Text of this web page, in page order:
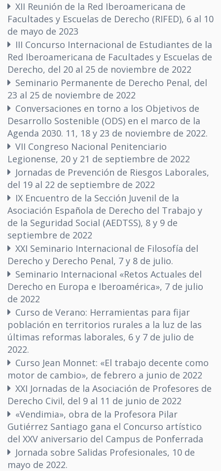
XII Reunión de la Red Iberoamericana de
Facultades y Escuelas de Derecho (RIFED), 6 al 10
de mayo de 2023
III Concurso Internacional de Estudiantes de la
Red Iberoamericana de Facultades y Escuelas de
Derecho, del 20 al 25 de noviembre de 2022
Seminario Permanente de Derecho Penal, del
23 al 25 de noviembre de 2022
Conversaciones en torno a los Objetivos de
Desarrollo Sostenible (ODS) en el marco de la
Agenda 2030. 11, 18 y 23 de noviembre de 2022.
VII Congreso Nacional Penitenciario
Legionense, 20 y 21 de septiembre de 2022
Jornadas de Prevención de Riesgos Laborales,
del 19 al 22 de septiembre de 2022
IX Encuentro de la Sección Juvenil de la
Asociación Española de Derecho del Trabajo y
de la Seguridad Social (AEDTSS), 8 y 9 de
septiembre de 2022
XXI Seminario Internacional de Filosofía del
Derecho y Derecho Penal, 7 y 8 de julio.
Seminario Internacional «Retos Actuales del
Derecho en Europa e Iberoamérica», 7 de julio
de 2022
Curso de Verano: Herramientas para fijar
población en territorios rurales a la luz de las
últimas reformas laborales, 6 y 7 de julio de
2022.
Curso Jean Monnet: «El trabajo decente como
motor de cambio», de febrero a junio de 2022
XXI Jornadas de la Asociación de Profesores de
Derecho Civil, del 9 al 11 de junio de 2022
«Vendimia», obra de la Profesora Pilar
Gutiérrez Santiago gana el Concurso artístico
del XXV aniversario del Campus de Ponferrada
Jornada sobre Salidas Profesionales, 10 de
mayo de 2022.